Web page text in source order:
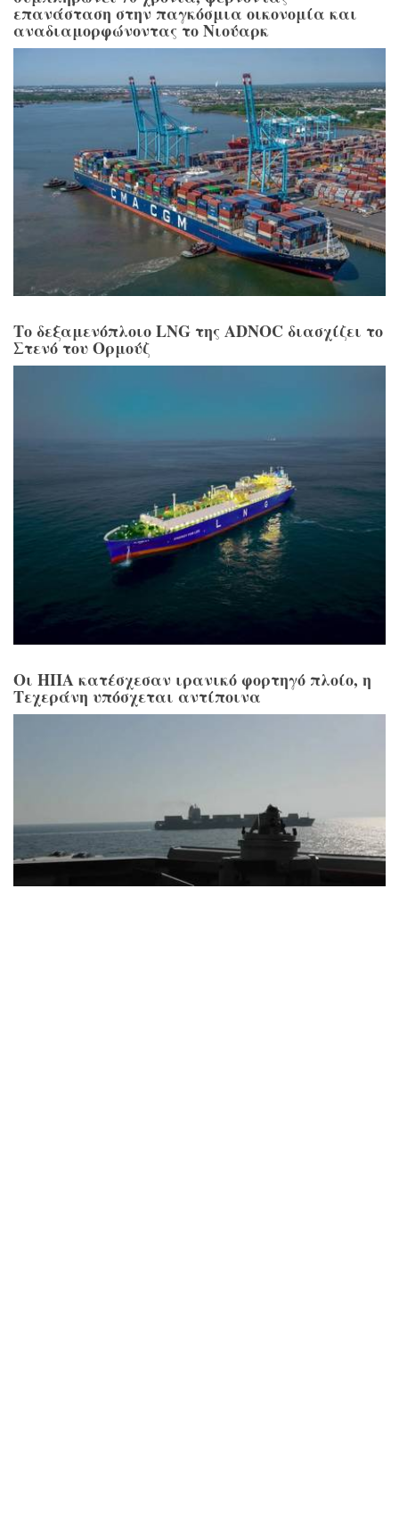
επανάσταση στην παγκόσμια οικονομία και
αναδιαμορφώνοντας το Νιούαρκ
Το δεξαμενόπλοιο LNG της ADNOC διασχίζει το
Στενό του Ορμούζ
Οι ΗΠΑ κατέσχεσαν ιρανικό φορτηγό πλοίο, η
Τεχεράνη υπόσχεται αντίποινα